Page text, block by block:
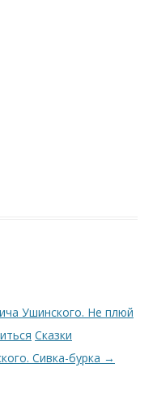
Ушинского. Не плюй
Сказки
Сивка-бурка →